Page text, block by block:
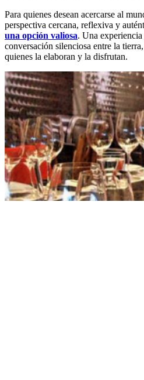
Para quienes desean acercarse al
perspectiva cercana, reflexiva y
una opción valiosa. Una experiencia
conversación silenciosa entre la
quienes la elaboran y la disfrutan.